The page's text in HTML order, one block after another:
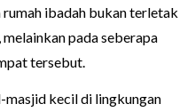
rumah ibadah bukan terletak
pada seberapa
tersebut.
masjid kecil di lingkungan